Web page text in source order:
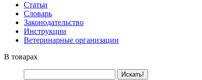
Статьи
Словарь
Законодательство
Инструкции
Ветеринарные организации
В товарах